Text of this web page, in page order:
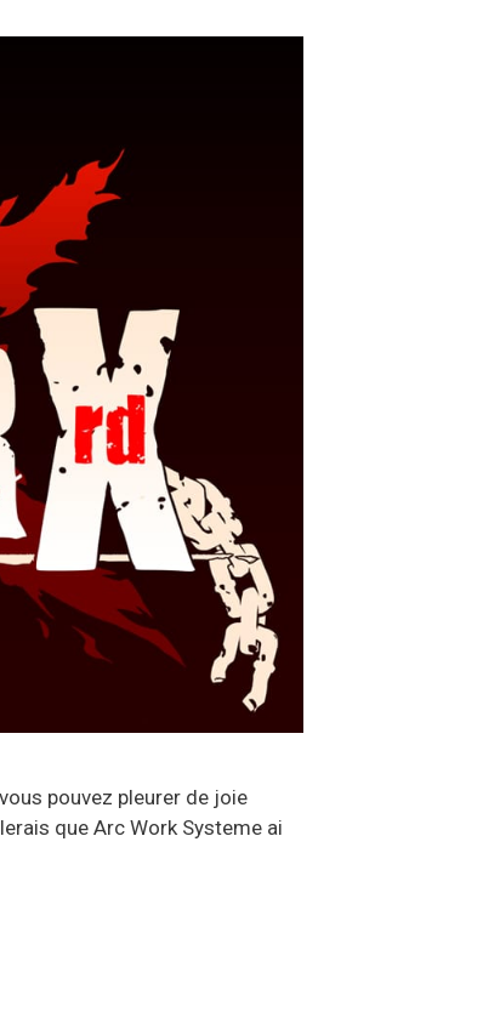
pouvez pleurer de joie
que Arc Work Systeme ai